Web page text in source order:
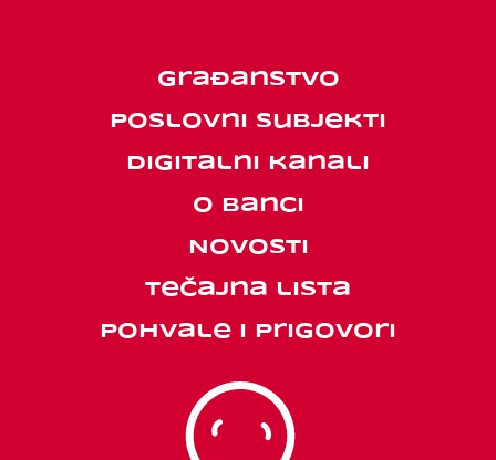
Građanstvo
Poslovni subjekti
Digitalni kanali
O banci
Novosti
Tečajna lista
Pohvale i prigovori